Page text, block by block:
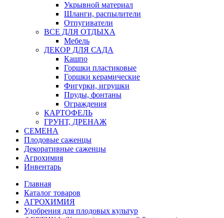
Укрывной материал
Шланги, распылители
Отпугиватели
ВСЕ ДЛЯ ОТДЫХА
Мебель
ДЕКОР ДЛЯ САДА
Кашпо
Горшки пластиковые
Горшки керамические
Фигурки, игрушки
Пруды, фонтаны
Ограждения
КАРТОФЕЛЬ
ГРУНТ, ДРЕНАЖ
СЕМЕНА
Плодовые саженцы
Декоративные саженцы
Агрохимия
Инвентарь
Главная
Каталог товаров
АГРОХИМИЯ
Удобрения для плодовых культур